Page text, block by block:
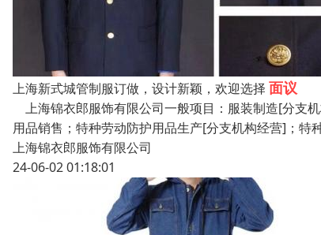
上海新式城管制服订做，设计新颖，欢迎选择 面议
上海锦衣郎服饰有限公司一般项目：服装制造[分支
用品销售；特种劳动防护用品生产[分支机构经营]；
上海锦衣郎服饰有限公司
24-06-02 01:18:01